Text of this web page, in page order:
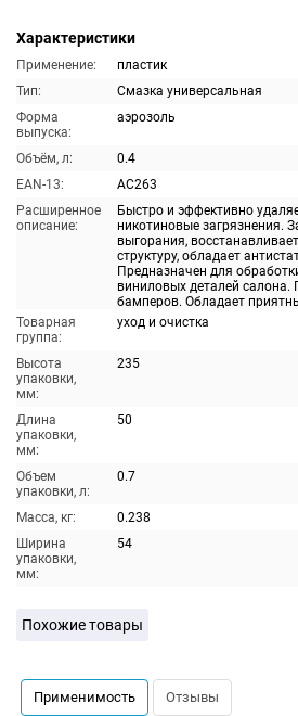
Характеристики
Применение:
пластик
Тип:
Смазка универсальная
Форма
выпуска:
аэрозоль
Объём, л:
0.4
EAN-13:
AC263
Расширенное
описание:
Быстро и эффективно
никотиновые загрязнения.
выгорания,
структуру, обладает
Предназначен для
виниловых деталей салона.
бамперов. Обладает
Товарная
группа:
уход и очистка
Высота
упаковки,
мм:
235
Длина
упаковки,
мм:
50
Объем
упаковки, л:
0.7
Масса, кг:
0.238
Ширина
упаковки,
мм:
54
Похожие товары
Применимость Отзывы